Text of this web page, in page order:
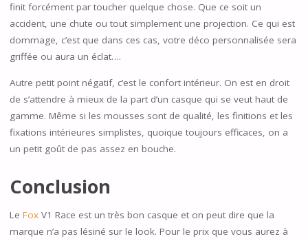
finit forcément par toucher quelque chose. Que ce soit un
accident, une chute ou tout simplement une projection. Ce qui est
dommage, c’est que dans ces cas, votre déco personnalisée sera
griffée ou aura un éclat….
Autre petit point négatif, c’est le confort intérieur. On est en droit
de s’attendre à mieux de la part d’un casque qui se veut haut de
gamme. Même si les mousses sont de qualité, les finitions et les
fixations intérieures simplistes, quoique toujours efficaces, on a
un petit goût de pas assez en bouche.
Conclusion
Le Fox V1 Race est un très bon casque et on peut dire que la
marque n’a pas lésiné sur le look. Pour le prix que vous aurez à